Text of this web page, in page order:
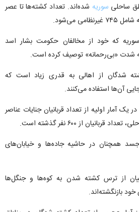
ساحلی سوریه شده‌اند. تعداد کشته‌ها تا عصر
که خود از مخالفان حکومت بشار اسد
شدت «بی‌رحمانه» توصیف کرده است.
شدگان از اهالی به قدری زیاد است که
آن‌ها استفاده می‌کنند.
یک آمار اولیه از تعداد قربانیان جنایات عناصر
از ۶۰۰ نفر گذشته است.
همچنان در حاشیه جاده‌ها و خیابان‌های
از ترس کشته شدن به کوه‌ها و جنگل‌ها
بازنگشته‌اند.